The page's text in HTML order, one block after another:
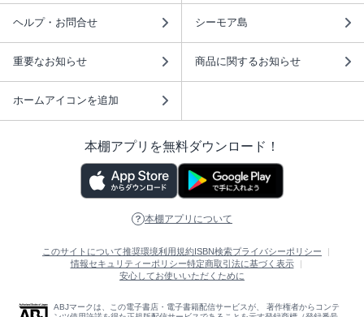
ヘルプ・お問合せ シーモア島
重要なお知らせ 商品に関するお知らせ
ホームアイコンを追加
本棚アプリを無料ダウンロード！
本棚アプリについて
このサイトについて推奨環境利用規約 ISBN検索プライバシーポリシー
情報セキュリティーポリシー特定商取引法に基づく表示
安心してお使いいただくために
ABJマークは、この電子書店・電子書籍配信サービスが、 著作権者からコンテ